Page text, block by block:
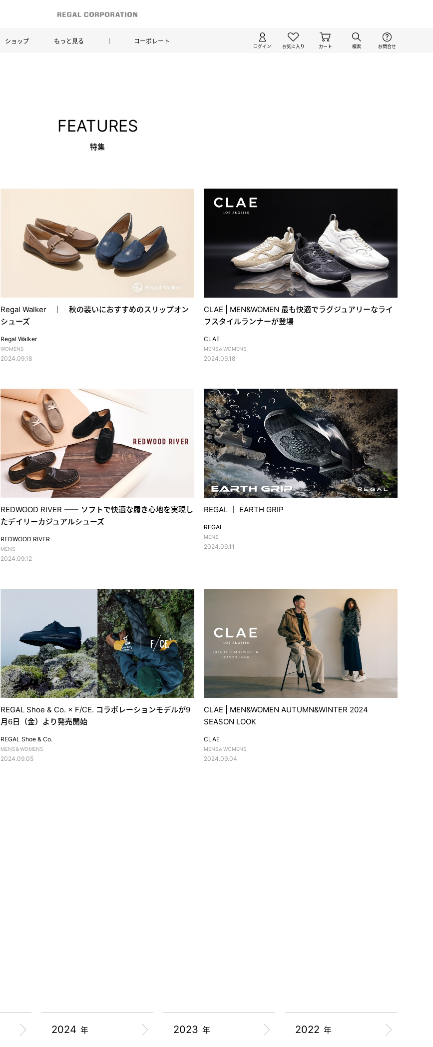
ショップ もっと見る コーポレート
ログイン お気に入り カート 検索 お問合せ
FEATURES
特集
Regal Walker ｜ 秋の装いにおすすめのスリップオン
シューズ
Regal Walker
WOMENS
2024.09.18
CLAE | MEN&WOMEN 最も快適でラグジュアリーなライ
フスタイルランナーが登場
CLAE
MENS＆WOMENS
2024.09.18
REDWOOD RIVER ⸺ ソフトで快適な履き心地を実現し
たデイリーカジュアルシューズ
REDWOOD RIVER
MENS
2024.09.12
REGAL ｜ EARTH GRIP
REGAL
MENS
2024.09.11
REGAL Shoe & Co. × F/CE. コラボレーションモデルが9
月6日（金）より発売開始
REGAL Shoe & Co.
MENS＆WOMENS
2024.09.05
CLAE | MEN&WOMEN AUTUMN&WINTER 2024
SEASON LOOK
CLAE
MENS＆WOMENS
2024.09.04
2024 年 2023 年 2022 年